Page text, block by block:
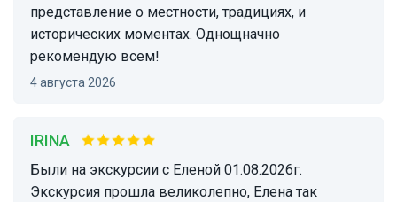
представление о местности, традициях, и
исторических моментах. Однощначно
рекомендую всем!
4 августа 2026
IRINA
Были на экскурсии с Еленой 01.08.2026г.
Экскурсия прошла великолепно, Елена так